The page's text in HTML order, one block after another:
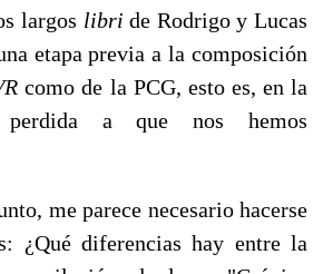
largos libride Rodrigo y Lucas
etapa previa a la composición
co­mo de la PCG, esto es, en la
perdida a que nos hemos
me parece necesario hacerse
¿Qué diferencias hay entre la